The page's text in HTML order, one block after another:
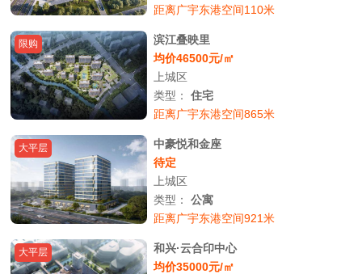
距离广宇东港空间110米
限购
滨江叠映里
均价46500元/㎡
上城区
类型：住宅
距离广宇东港空间865米
大平层
中豪悦和金座
待定
上城区
类型：公寓
距离广宇东港空间921米
大平层
和兴·云合印中心
均价35000元/㎡